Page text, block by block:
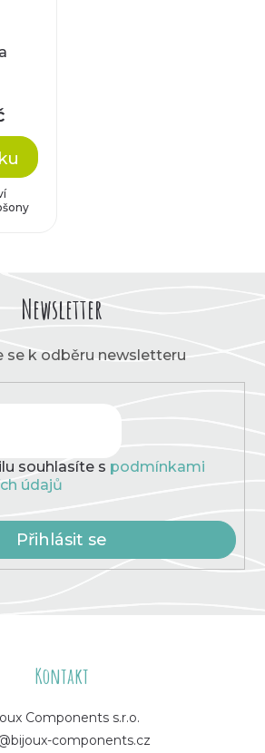
Newsletter
se k odběru newsletteru
souhlasíte s podmínkami
údajů
Přihlásit se
Kontakt
Components s.r.o.
components.cz